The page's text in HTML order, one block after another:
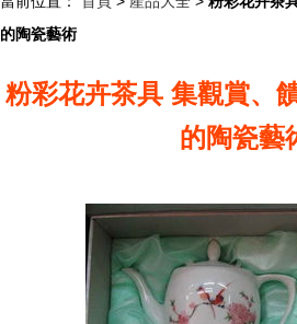
的陶瓷藝術
粉彩花卉茶具 集觀賞、
的陶瓷藝